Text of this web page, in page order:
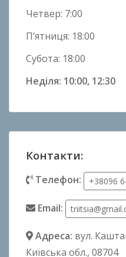
Четвер: 7:00
П’ятниця: 18:00
Субота: 18:00
Неділя: 10:00, 12:30
Контакти:
Телефон: +38096
Email:
Адреса: вул.
Київська обл., 08704